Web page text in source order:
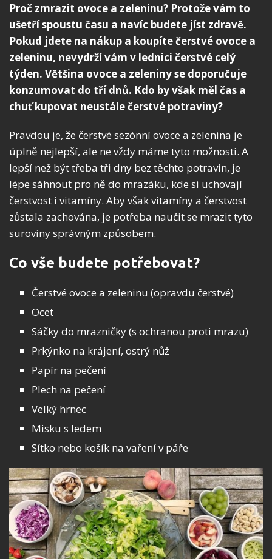
Proč zmrazit ovoce a zeleninu? Protože vám to
ušetří spoustu času a navíc budete jíst zdravě.
Pokud jdete na nákup a koupíte čerstvé ovoce a
zeleninu, nevydrží vám v lednici čerstvé celý
týden. Většina ovoce a zeleniny se doporučuje
konzumovat do tří dnů. Kdo by však měl čas a
chuť kupovat neustále čerstvé potraviny?
Pravdou je, že čerstvé sezónní ovoce a zelenina je
úplně nejlepší, ale ne vždy máme tyto možnosti. A
lepší než být třeba tři dny bez těchto potravin, je
lépe sáhnout pro ně do mrazáku, kde si uchovají
čerstvost i vitamíny. Aby však vitamíny a čerstvost
zůstala zachována, je potřeba naučit se mrazit tyto
suroviny správným způsobem.
Co vše budete potřebovat?
Čerstvé ovoce a zeleninu (opravdu čerstvé)
Ocet
Sáčky do mrazničky (s ochranou proti mrazu)
Prkýnko na krájení, ostrý nůž
Papír na pečení
Plech na pečení
Velký hrnec
Misku s ledem
Sítko nebo košík na vaření v páře